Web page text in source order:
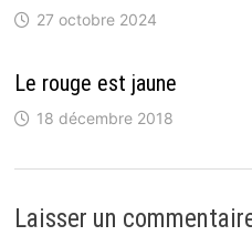
27 octobre 2024
Le rouge est jaune
18 décembre 2018
Laisser un